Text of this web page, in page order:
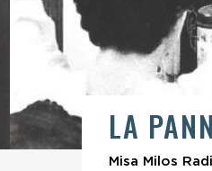
LA
Misa Milos